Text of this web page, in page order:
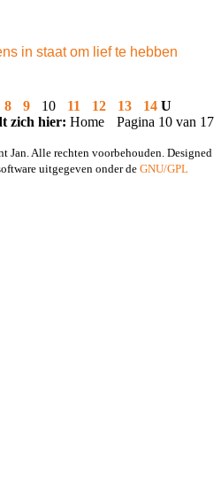
in staat om lief te hebben
8 9 10 11 12 13
14
Pagina 10 van 17
U
zich hier: Home
Jan. Alle rechten voorbehouden. Designed
uitgegeven onder de GNU/GPL